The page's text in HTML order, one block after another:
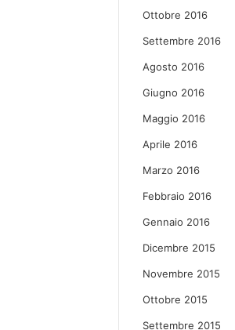
Ottobre 2016
Settembre 2016
Agosto 2016
Giugno 2016
Maggio 2016
Aprile 2016
Marzo 2016
Febbraio 2016
Gennaio 2016
Dicembre 2015
Novembre 2015
Ottobre 2015
Settembre 2015